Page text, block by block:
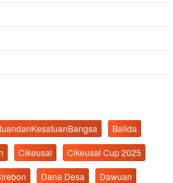
Balida
Cikeusal
Cikeusal Cup 2025
Dana Desa
Dawuan